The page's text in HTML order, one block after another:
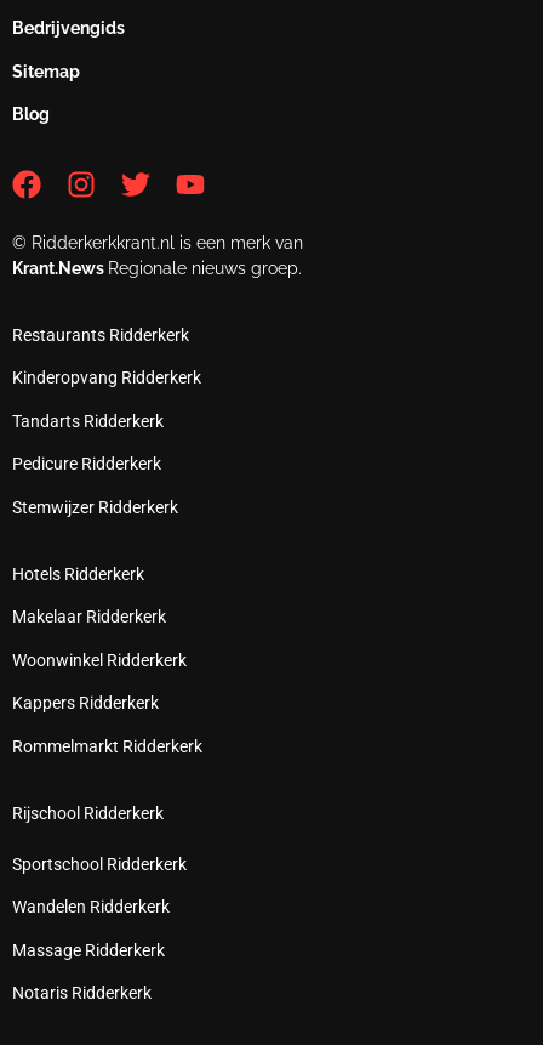
Bedrijvengids
Sitemap
Blog
© Ridderkerkkrant.nl is een merk van
Krant.News Regionale nieuws groep.
Restaurants Ridderkerk
Kinderopvang Ridderkerk
Tandarts Ridderkerk
Pedicure Ridderkerk
Stemwijzer Ridderkerk
Hotels Ridderkerk
Makelaar Ridderkerk
Woonwinkel Ridderkerk
Kappers Ridderkerk
Rommelmarkt Ridderkerk
Rijschool Ridderkerk
Sportschool Ridderkerk
Wandelen Ridderkerk
Massage Ridderkerk
Notaris Ridderkerk